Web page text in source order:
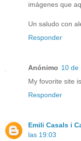
imágenes que
Un saludo con
Responder
Anónimo 10 de
My fovorite site
Responder
Emili Casals i
las 19:03